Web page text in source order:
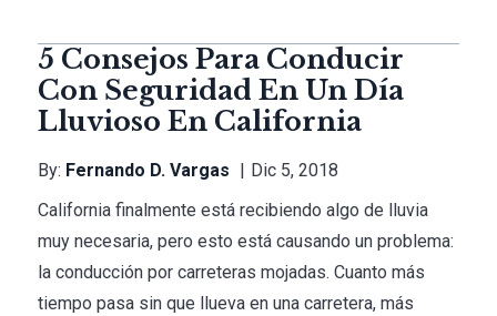
5 Consejos Para Conducir
Con Seguridad En Un Día
Lluvioso En California
By: Fernando D. Vargas
Dic 5, 2018
California finalmente está recibiendo algo de lluvia
muy necesaria, pero esto está causando un problema:
la conducción por carreteras mojadas. Cuanto más
tiempo pasa sin que llueva en una carretera, más